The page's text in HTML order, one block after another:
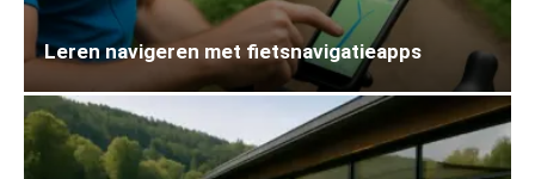
Leren navigeren met fietsnavigatieapps